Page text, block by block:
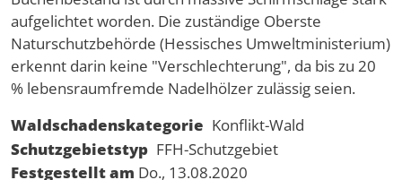
aufgelichtet worden. Die zuständige Oberste
Naturschutzbehörde (Hessisches Umweltministerium)
erkennt darin keine "Verschlechterung", da bis zu 20
% lebensraumfremde Nadelhölzer zulässig seien.
Waldschadenskategorie Konflikt-Wald
Schutzgebietstyp FFH-Schutzgebiet
Festgestellt am Do., 13.08.2020